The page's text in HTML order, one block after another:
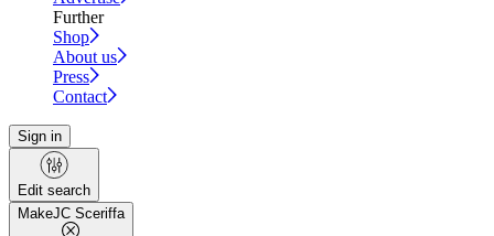
Further
Shop
About us
Press
Contact
Sign in
Edit search
MakeJC Sceriffa